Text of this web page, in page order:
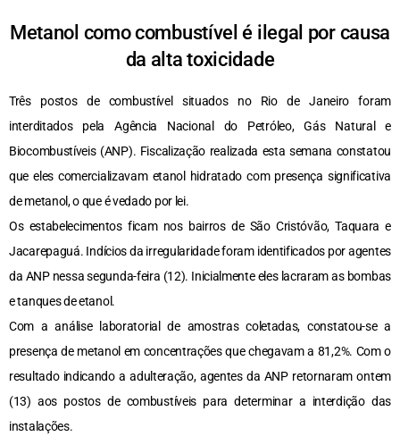
Metanol como combustível é ilegal por causa
da alta toxicidade
Três postos de combustível situados no Rio de Janeiro foram
interditados pela Agência Nacional do Petróleo, Gás Natural e
Biocombustíveis (ANP). Fiscalização realizada esta semana constatou
que eles comercializavam etanol hidratado com presença significativa
de metanol, o que é vedado por lei.
Os estabelecimentos ficam nos bairros de São Cristóvão, Taquara e
Jacarepaguá. Indícios da irregularidade foram identificados por agentes
da ANP nessa segunda-feira (12). Inicialmente eles lacraram as bombas
e tanques de etanol.
Com a análise laboratorial de amostras coletadas, constatou-se a
presença de metanol em concentrações que chegavam a 81,2%. Com o
resultado indicando a adulteração, agentes da ANP retornaram ontem
(13) aos postos de combustíveis para determinar a interdição das
instalações.